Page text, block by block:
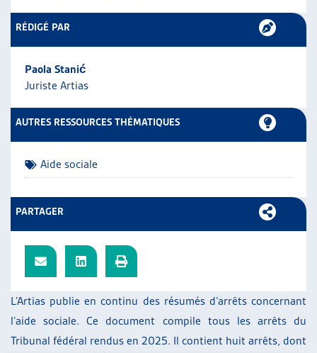
GUIDE SOCIAL ROMAND
AUTRES
L’ASSOCIATION
PROJETS ET ACTIVITÉS
JOURNÉES D’AUTOMNE
L’Artias publie en continu des résumés d’arrêts concernant
l’aide sociale. Ce document compile tous les arrêts du
Tribunal fédéral rendus en 2025. Il contient huit arrêts, dont
RÉDIGÉ PAR
Paola Stanić
Juriste Artias
AUTRES RESSOURCES THÉMATIQUES
Aide sociale
PARTAGER